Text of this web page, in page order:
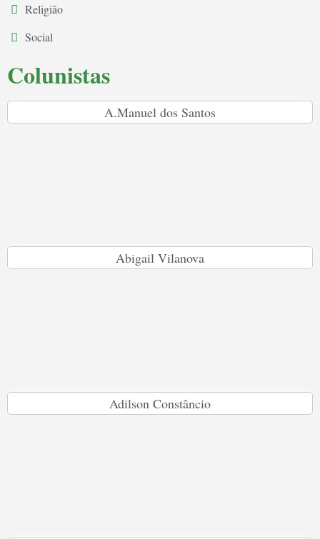
Religião
Social
Colunistas
A.Manuel dos Santos
Abigail Vilanova
Adilson Constâncio